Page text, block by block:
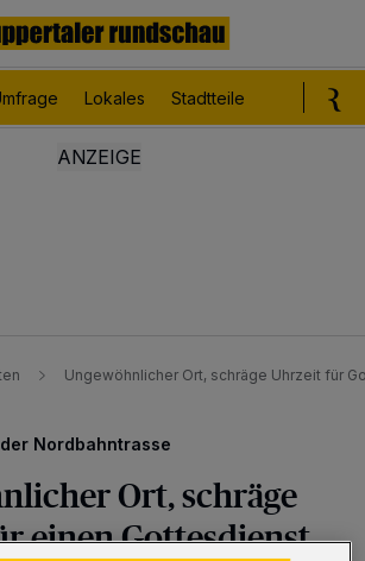
Lokales Stadtteile
Ungewöhnlicher Ort, schräge Uhrzeit für
Nordbahntrasse
Ort, schräge
einen Gottesdienst